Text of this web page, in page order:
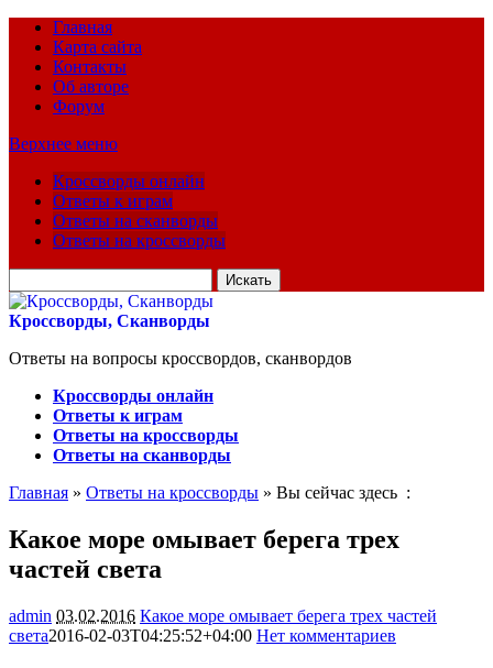
Главная
Карта сайта
Контакты
Об авторе
Форум
Верхнее меню
Кроссворды онлайн
Ответы к играм
Ответы на сканворды
Ответы на кроссворды
для:
Кроссворды, Сканворды
Ответы на вопросы кроссвордов, сканвордов
Кроссворды онлайн
Ответы к играм
Ответы на кроссворды
Ответы на сканворды
Главная » Ответы на кроссворды » Вы сейчас здесь :
Какое море омывает берега трех
частей света
admin 03.02.2016 Какое море омывает берега трех частей
света2016-02-03T04:25:52+04:00 Нет комментариев